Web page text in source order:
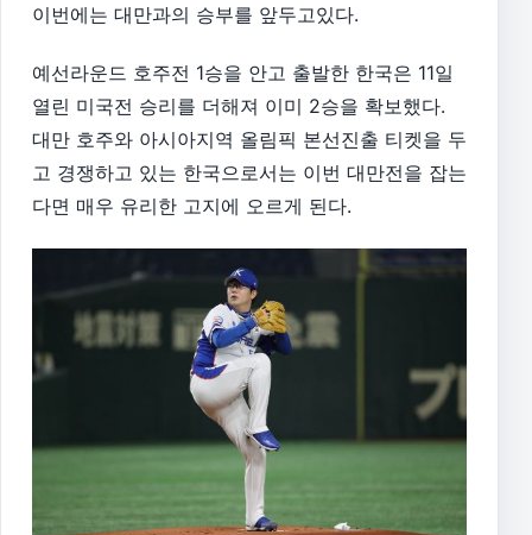
이번에는 대만과의 승부를 앞두고있다.
예선라운드 호주전 1승을 안고 출발한 한국은 11일
열린 미국전 승리를 더해져 이미 2승을 확보했다.
대만 호주와 아시아지역 올림픽 본선진출 티켓을 두
고 경쟁하고 있는 한국으로서는 이번 대만전을 잡는
다면 매우 유리한 고지에 오르게 된다.